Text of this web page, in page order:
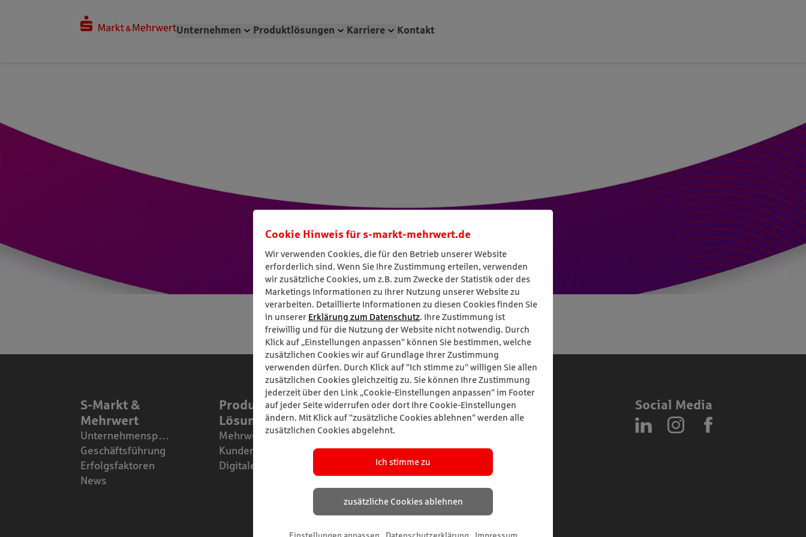
Cookie Hinweis für s-markt-mehrwert.de
Wir verwenden Cookies, die für den Betrieb unserer Website
erforderlich sind. Wenn Sie Ihre Zustimmung erteilen, verwenden
wir zusätzliche Cookies, um z.B. zum Zwecke der Statistik oder des
Marketings Informationen zu Ihrer Nutzung unserer Website zu
verarbeiten. Detaillierte Informationen zu diesen Cookies finden Sie
in unserer Erklärung zum Datenschutz. Ihre Zustimmung ist
freiwillig und für die Nutzung der Website nicht notwendig. Durch
Klick auf „Einstellungen anpassen“ können Sie bestimmen, welche
zusätzlichen Cookies wir auf Grundlage Ihrer Zustimmung
verwenden dürfen. Durch Klick auf “Ich stimme zu“ willigen Sie allen
zusätzlichen Cookies gleichzeitig zu. Sie können Ihre Zustimmung
jederzeit über den Link „Cookie-Einstellungen anpassen“ im Footer
auf jeder Seite widerrufen oder dort Ihre Cookie-Einstellungen
ändern. Mit Klick auf “zusätzliche Cookies ablehnen“ werden alle
zusätzlichen Cookies abgelehnt.
Ich stimme zu
zusätzliche Cookies ablehnen